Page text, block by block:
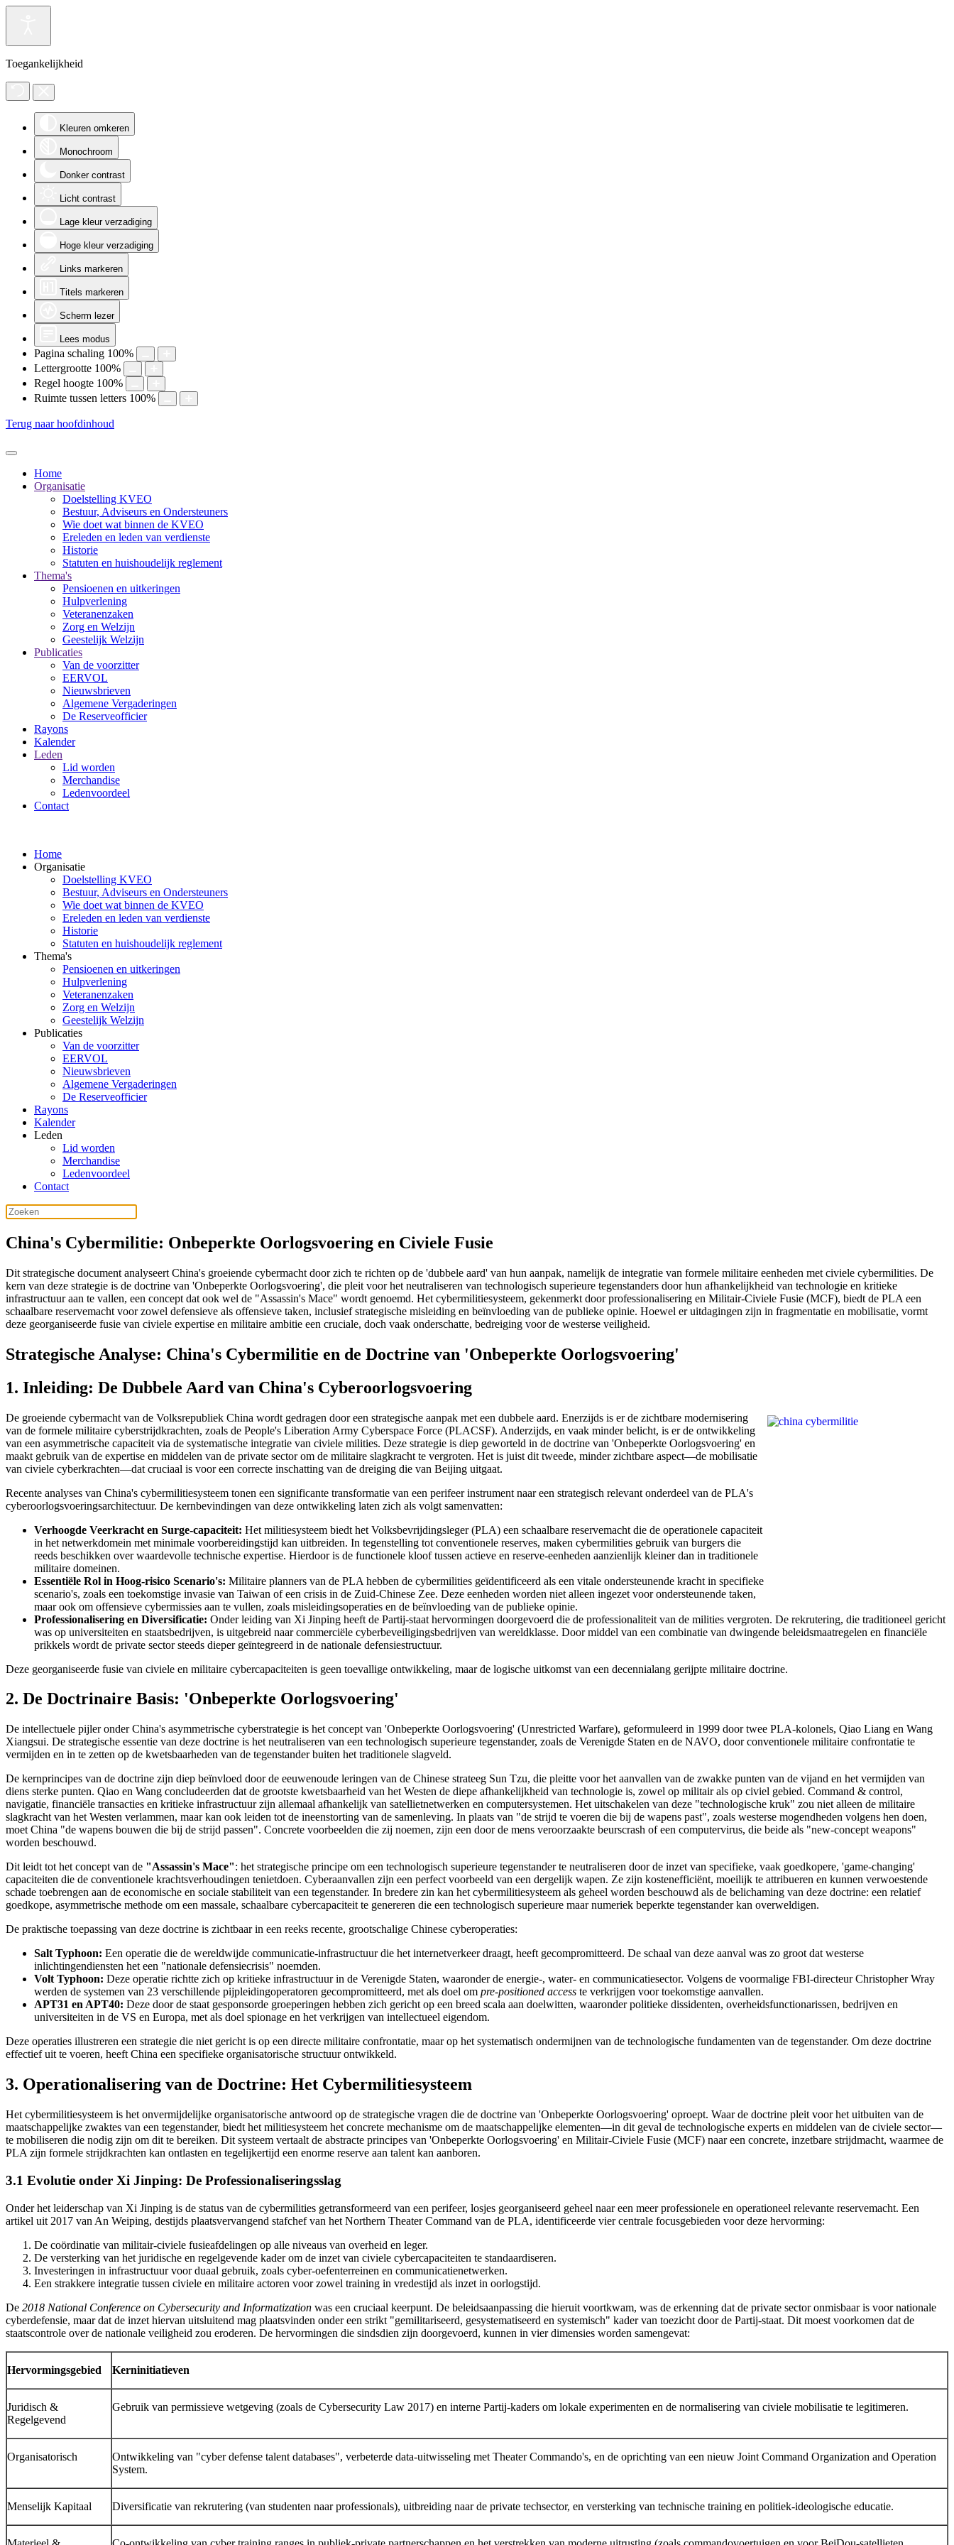
Toegankelijkheid
Kleuren omkeren
Monochroom
Donker contrast
Licht contrast
Lage kleur verzadiging
Hoge kleur verzadiging
Links markeren
Titels markeren
Scherm lezer
Lees modus
Pagina schaling 100%
Lettergrootte 100%
Regel hoogte 100%
Ruimte tussen letters 100%
Terug naar hoofdinhoud
Home
Organisatie
Doelstelling KVEO
Bestuur, Adviseurs en Ondersteuners
Wie doet wat binnen de KVEO
Ereleden en leden van verdienste
Historie
Statuten en huishoudelijk reglement
Thema's
Pensioenen en uitkeringen
Hulpverlening
Veteranenzaken
Zorg en Welzijn
Geestelijk Welzijn
Publicaties
Van de voorzitter
EERVOL
Nieuwsbrieven
Algemene Vergaderingen
De Reserveofficier
Rayons
Kalender
Leden
Lid worden
Merchandise
Ledenvoordeel
Contact
Home
Organisatie
Doelstelling KVEO
Bestuur, Adviseurs en Ondersteuners
Wie doet wat binnen de KVEO
Ereleden en leden van verdienste
Historie
Statuten en huishoudelijk reglement
Thema's
Pensioenen en uitkeringen
Hulpverlening
Veteranenzaken
Zorg en Welzijn
Geestelijk Welzijn
Publicaties
Van de voorzitter
EERVOL
Nieuwsbrieven
Algemene Vergaderingen
De Reserveofficier
Rayons
Kalender
Leden
Lid worden
Merchandise
Ledenvoordeel
Contact
China's Cybermilitie: Onbeperkte Oorlogsvoering en Civiele Fusie
Dit strategische document analyseert China's groeiende cybermacht door zich te richten op de 'dubbele aard' van hun aanpak, namelijk de integratie van formele militaire eenheden met civiele cybermilities. De
kern van deze strategie is de doctrine van 'Onbeperkte Oorlogsvoering', die pleit voor het neutraliseren van technologisch superieure tegenstanders door hun afhankelijkheid van technologie en kritieke
infrastructuur aan te vallen, een concept dat ook wel de "Assassin's Mace" wordt genoemd. Het cybermilitiesysteem, gekenmerkt door professionalisering en Militair-Civiele Fusie (MCF), biedt de PLA een
schaalbare reservemacht voor zowel defensieve als offensieve taken, inclusief strategische misleiding en beïnvloeding van de publieke opinie. Hoewel er uitdagingen zijn in fragmentatie en mobilisatie, vormt
deze georganiseerde fusie van civiele expertise en militaire ambitie een cruciale, doch vaak onderschatte, bedreiging voor de westerse veiligheid.
Strategische Analyse: China's Cybermilitie en de Doctrine van 'Onbeperkte Oorlogsvoering'
1. Inleiding: De Dubbele Aard van China's Cyberoorlogsvoering
De groeiende cybermacht van de Volksrepubliek China wordt gedragen door een strategische aanpak met een dubbele aard. Enerzijds is er de zichtbare modernisering
van de formele militaire cyberstrijdkrachten, zoals de People's Liberation Army Cyberspace Force (PLACSF). Anderzijds, en vaak minder belicht, is er de ontwikkeling
van een asymmetrische capaciteit via de systematische integratie van civiele milities. Deze strategie is diep geworteld in de doctrine van 'Onbeperkte Oorlogsvoering' en
maakt gebruik van de expertise en middelen van de private sector om de militaire slagkracht te vergroten. Het is juist dit tweede, minder zichtbare aspect—de mobilisatie
van civiele cyberkrachten—dat cruciaal is voor een correcte inschatting van de dreiging die van Beijing uitgaat.
Recente analyses van China's cybermilitiesysteem tonen een significante transformatie van een perifeer instrument naar een strategisch relevant onderdeel van de PLA's
cyberoorlogsvoeringsarchitectuur. De kernbevindingen van deze ontwikkeling laten zich als volgt samenvatten:
Verhoogde Veerkracht en Surge-capaciteit: Het militiesysteem biedt het Volksbevrijdingsleger (PLA) een schaalbare reservemacht die de operationele capaciteit
in het netwerkdomein met minimale voorbereidingstijd kan uitbreiden. In tegenstelling tot conventionele reserves, maken cybermilities gebruik van burgers die
reeds beschikken over waardevolle technische expertise. Hierdoor is de functionele kloof tussen actieve en reserve-eenheden aanzienlijk kleiner dan in traditionele
militaire domeinen.
Essentiële Rol in Hoog-risico Scenario's: Militaire planners van de PLA hebben de cybermilities geïdentificeerd als een vitale ondersteunende kracht in specifieke
scenario's, zoals een toekomstige invasie van Taiwan of een crisis in de Zuid-Chinese Zee. Deze eenheden worden niet alleen ingezet voor ondersteunende taken,
maar ook om offensieve cybermissies aan te vullen, zoals misleidingsoperaties en de beïnvloeding van de publieke opinie.
Professionalisering en Diversificatie: Onder leiding van Xi Jinping heeft de Partij-staat hervormingen doorgevoerd die de professionaliteit van de milities vergroten. De rekrutering, die traditioneel gericht
was op universiteiten en staatsbedrijven, is uitgebreid naar commerciële cyberbeveiligingsbedrijven van wereldklasse. Door middel van een combinatie van dwingende beleidsmaatregelen en financiële
prikkels wordt de private sector steeds dieper geïntegreerd in de nationale defensiestructuur.
Deze georganiseerde fusie van civiele en militaire cybercapaciteiten is geen toevallige ontwikkeling, maar de logische uitkomst van een decennialang gerijpte militaire doctrine.
2. De Doctrinaire Basis: 'Onbeperkte Oorlogsvoering'
De intellectuele pijler onder China's asymmetrische cyberstrategie is het concept van 'Onbeperkte Oorlogsvoering' (Unrestricted Warfare), geformuleerd in 1999 door twee PLA-kolonels, Qiao Liang en Wang
Xiangsui. De strategische essentie van deze doctrine is het neutraliseren van een technologisch superieure tegenstander, zoals de Verenigde Staten en de NAVO, door conventionele militaire confrontatie te
vermijden en in te zetten op de kwetsbaarheden van de tegenstander buiten het traditionele slagveld.
De kernprincipes van de doctrine zijn diep beïnvloed door de eeuwenoude leringen van de Chinese strateeg Sun Tzu, die pleitte voor het aanvallen van de zwakke punten van de vijand en het vermijden van
diens sterke punten. Qiao en Wang concludeerden dat de grootste kwetsbaarheid van het Westen de diepe afhankelijkheid van technologie is, zowel op militair als op civiel gebied. Command & control,
navigatie, financiële transacties en kritieke infrastructuur zijn allemaal afhankelijk van satellietnetwerken en computersystemen. Het uitschakelen van deze "technologische kruk" zou niet alleen de militaire
slagkracht van het Westen verlammen, maar kan ook leiden tot de ineenstorting van de samenleving. In plaats van "de strijd te voeren die bij de wapens past", zoals westerse mogendheden volgens hen doen,
moet China "de wapens bouwen die bij de strijd passen". Concrete voorbeelden die zij noemen, zijn een door de mens veroorzaakte beurscrash of een computervirus, die beide als "new-concept weapons"
worden beschouwd.
Dit leidt tot het concept van de "Assassin's Mace": het strategische principe om een technologisch superieure tegenstander te neutraliseren door de inzet van specifieke, vaak goedkopere, 'game-changing'
capaciteiten die de conventionele krachtsverhoudingen tenietdoen. Cyberaanvallen zijn een perfect voorbeeld van een dergelijk wapen. Ze zijn kostenefficiënt, moeilijk te attribueren en kunnen verwoestende
schade toebrengen aan de economische en sociale stabiliteit van een tegenstander. In bredere zin kan het cybermilitiesysteem als geheel worden beschouwd als de belichaming van deze doctrine: een relatief
goedkope, asymmetrische methode om een massale, schaalbare cybercapaciteit te genereren die een technologisch superieure maar numeriek beperkte tegenstander kan overweldigen.
De praktische toepassing van deze doctrine is zichtbaar in een reeks recente, grootschalige Chinese cyberoperaties:
Salt Typhoon: Een operatie die de wereldwijde communicatie-infrastructuur die het internetverkeer draagt, heeft gecompromitteerd. De schaal van deze aanval was zo groot dat westerse
inlichtingendiensten het een "nationale defensiecrisis" noemden.
Volt Typhoon: Deze operatie richtte zich op kritieke infrastructuur in de Verenigde Staten, waaronder de energie-, water- en communicatiesector. Volgens de voormalige FBI-directeur Christopher Wray
werden de systemen van 23 verschillende pijpleidingoperatoren gecompromitteerd, met als doel om pre-positioned access te verkrijgen voor toekomstige aanvallen.
APT31 en APT40: Deze door de staat gesponsorde groeperingen hebben zich gericht op een breed scala aan doelwitten, waaronder politieke dissidenten, overheidsfunctionarissen, bedrijven en
universiteiten in de VS en Europa, met als doel spionage en het verkrijgen van intellectueel eigendom.
Deze operaties illustreren een strategie die niet gericht is op een directe militaire confrontatie, maar op het systematisch ondermijnen van de technologische fundamenten van de tegenstander. Om deze doctrine
effectief uit te voeren, heeft China een specifieke organisatorische structuur ontwikkeld.
3. Operationalisering van de Doctrine: Het Cybermilitiesysteem
Het cybermilitiesysteem is het onvermijdelijke organisatorische antwoord op de strategische vragen die de doctrine van 'Onbeperkte Oorlogsvoering' oproept. Waar de doctrine pleit voor het uitbuiten van de
maatschappelijke zwaktes van een tegenstander, biedt het militiesysteem het concrete mechanisme om de maatschappelijke elementen—in dit geval de technologische experts en middelen van de civiele sector—
te mobiliseren die nodig zijn om dit te bereiken. Dit systeem vertaalt de abstracte principes van 'Onbeperkte Oorlogsvoering' en Militair-Civiele Fusie (MCF) naar een concrete, inzetbare strijdmacht, waarmee de
PLA zijn formele strijdkrachten kan ontlasten en tegelijkertijd een enorme reserve aan talent kan aanboren.
3.1 Evolutie onder Xi Jinping: De Professionaliseringsslag
Onder het leiderschap van Xi Jinping is de status van de cybermilities getransformeerd van een perifeer, losjes georganiseerd geheel naar een meer professionele en operationeel relevante reservemacht. Een
artikel uit 2017 van An Weiping, destijds plaatsvervangend stafchef van het Northern Theater Command van de PLA, identificeerde vier centrale focusgebieden voor deze hervorming:
De coördinatie van militair-civiele fusieafdelingen op alle niveaus van overheid en leger.
De versterking van het juridische en regelgevende kader om de inzet van civiele cybercapaciteiten te standaardiseren.
Investeringen in infrastructuur voor duaal gebruik, zoals cyber-oefenterreinen en communicatienetwerken.
Een strakkere integratie tussen civiele en militaire actoren voor zowel training in vredestijd als inzet in oorlogstijd.
De 2018 National Conference on Cybersecurity and Informatization was een cruciaal keerpunt. De beleidsaanpassing die hieruit voortkwam, was de erkenning dat de private sector onmisbaar is voor nationale
cyberdefensie, maar dat de inzet hiervan uitsluitend mag plaatsvinden onder een strikt "gemilitariseerd, gesystematiseerd en systemisch" kader van toezicht door de Partij-staat. Dit moest voorkomen dat de
staatscontrole over de nationale veiligheid zou eroderen. De hervormingen die sindsdien zijn doorgevoerd, kunnen in vier dimensies worden samengevat:
Hervormingsgebied Kerninitiatieven
Juridisch &
Regelgevend
Gebruik van permissieve wetgeving (zoals de Cybersecurity Law 2017) en interne Partij-kaders om lokale experimenten en de normalisering van civiele mobilisatie te legitimeren.
Organisatorisch
Ontwikkeling van "cyber defense talent databases", verbeterde data-uitwisseling met Theater Commando's, en de oprichting van een nieuw Joint Command Organization and Operation
System.
Menselijk Kapitaal Diversificatie van rekrutering (van studenten naar professionals), uitbreiding naar de private techsector, en versterking van technische training en politiek-ideologische educatie.